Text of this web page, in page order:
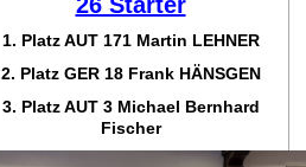
1. Platz AUT 171 Martin LEHNER
2. Platz GER 18 Frank HÄNSGEN
3. Platz AUT 3 Michael Bernhard
Fischer